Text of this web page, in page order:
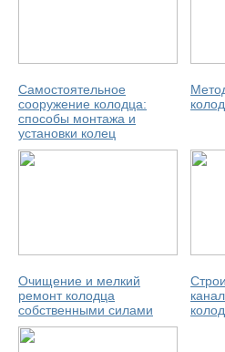
Самостоятельное
сооружение колодца:
способы монтажа и
установки колец
Очищение и мелкий
ремонт колодца
собственными силами